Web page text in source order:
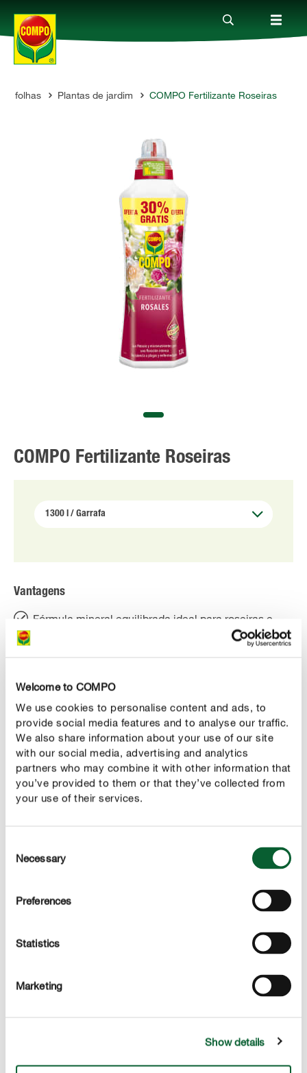
Welcome to COMPO
We use cookies to personalise content and ads, to
provide social media features and to analyse our traffic.
We also share information about your use of our site
with our social media, advertising and analytics
partners who may combine it with other information that
you’ve provided to them or that they’ve collected from
your use of their services.
Selection
Necessary
Preferences
Statistics
Marketing
Show details
Produtos
folhas Plantas de jardim COMPO Fertilizante Roseiras
COMPO Fertilizante Roseiras
Vantagens
Fórmula mineral equilibrada ideal para roseiras e
Contém magnésio que evita o amarelecimento das
folhas e assegura um crescimento vigoroso da
planta.
USO
Poderá estar interessado em alguns destes produtos